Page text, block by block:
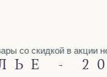
скидкой в акции не
-